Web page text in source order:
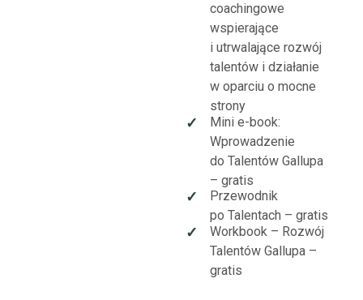
coachingowe
wspierające
i utrwalające rozwój
talentów i działanie
w oparciu o mocne
strony
✓
Mini e-book:
Wprowadzenie
do Talentów Gallupa
– gratis
✓
Przewodnik
po Talentach – gratis
✓
Workbook – Rozwój
Talentów Gallupa –
gratis